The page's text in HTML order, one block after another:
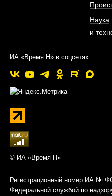
Наука
и
ИА «Время Н» в соцсетях
© ИА «Время Н»
Регистрационный номер ИА №
Федеральной службой по